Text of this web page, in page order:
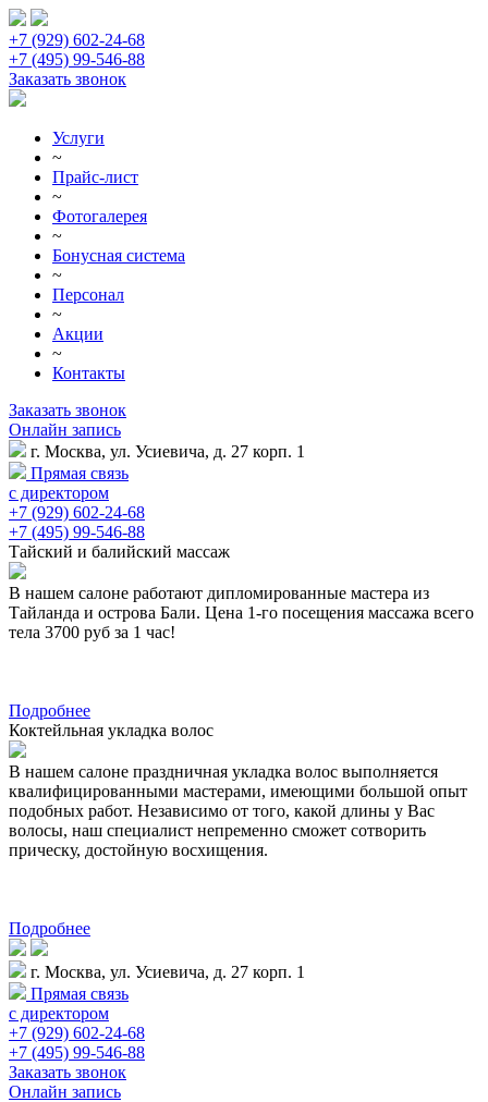
+7 (929) 602-24-68
+7 (495) 99-546-88
Заказать звонок
Услуги
~
Прайс-лист
~
Фотогалерея
~
Бонусная система
~
Персонал
~
Акции
~
Контакты
Заказать звонок
Онлайн запись
г. Москва, ул. Усиевича, д. 27 корп. 1
Прямая связь
с директором
+7 (929) 602-24-68
+7 (495) 99-546-88
Тайский и балийский массаж
В нашем салоне работают дипломированные мастера из
Тайланда и острова Бали. Цена 1-го посещения массажа всего
тела 3700 руб за 1 час!
Подробнее
Коктейльная укладка волос
В нашем салоне праздничная укладка волос выполняется
квалифицированными мастерами, имеющими большой опыт
подобных работ. Независимо от того, какой длины у Вас
волосы, наш специалист непременно сможет сотворить
прическу, достойную восхищения.
Подробнее
г. Москва, ул. Усиевича, д. 27 корп. 1
Прямая связь
с директором
+7 (929) 602-24-68
+7 (495) 99-546-88
Заказать звонок
Онлайн запись